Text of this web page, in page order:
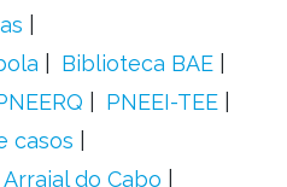
Biblioteca BAE
PNEEI-TEE
casos
Arraial do Cabo